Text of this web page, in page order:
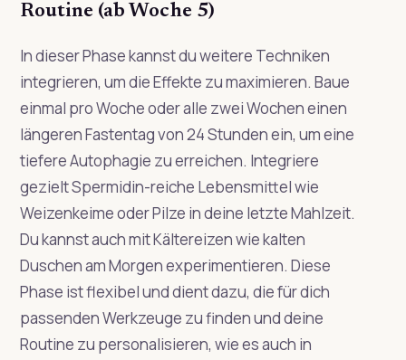
Routine (ab Woche 5)
In dieser Phase kannst du weitere Techniken
integrieren, um die Effekte zu maximieren. Baue
einmal pro Woche oder alle zwei Wochen einen
längeren Fastentag von 24 Stunden ein, um eine
tiefere Autophagie zu erreichen. Integriere
gezielt Spermidin-reiche Lebensmittel wie
Weizenkeime oder Pilze in deine letzte Mahlzeit.
Du kannst auch mit Kältereizen wie kalten
Duschen am Morgen experimentieren. Diese
Phase ist flexibel und dient dazu, die für dich
passenden Werkzeuge zu finden und deine
Routine zu personalisieren, wie es auch in